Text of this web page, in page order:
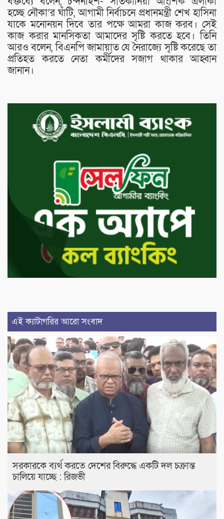
হচ্ছে নৌকা’র ঘাঁটি, আগামী নির্বাচনে প্রধানমন্ত্রী শেখ হাসিনা
যাকে মনোনয়ন দিবে তার পক্ষে আমরা কাজ করব। সেই
কাজ করার মানসিকতা আমাদের সৃষ্টি করতে হবে। তিনি
আরও বলেন, বিএনপি জামায়াত যে নৈরাজ্যে সৃষ্টি করেছে তা
প্রতিহত করতে নেতা কর্মীদের সজাগ থাকার আহ্বান
জানান।
এই ক্যাটাগরির আরো সংবাদ
সরকারকে ব্যর্থ করতে দেশের বিরুদ্ধে একটি দল চক্রান্ত
চালিয়ে যাচ্ছে : রিজভী